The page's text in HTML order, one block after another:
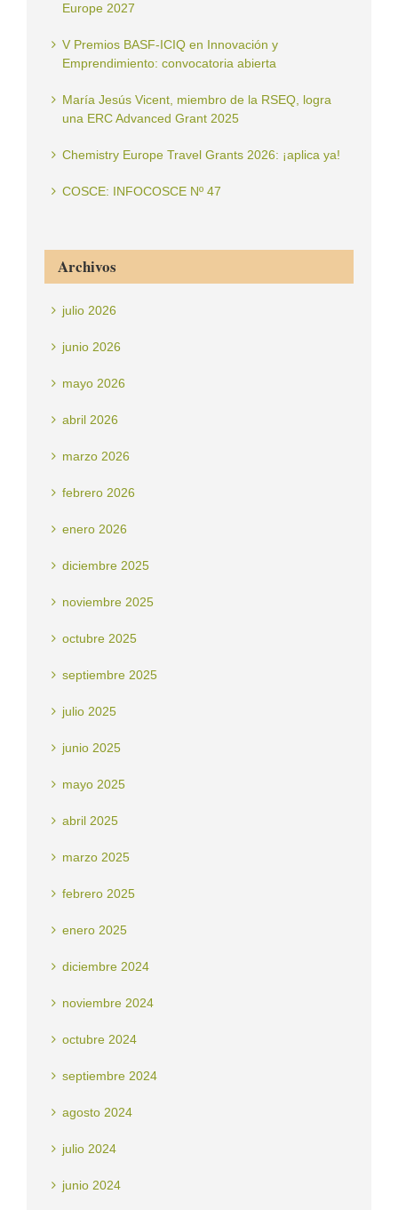
Europe 2027
V Premios BASF-ICIQ en Innovación y
Emprendimiento: convocatoria abierta
María Jesús Vicent, miembro de la RSEQ, logra
una ERC Advanced Grant 2025
Chemistry Europe Travel Grants 2026: ¡aplica ya!
COSCE: INFOCOSCE Nº 47
Archivos
julio 2026
junio 2026
mayo 2026
abril 2026
marzo 2026
febrero 2026
enero 2026
diciembre 2025
noviembre 2025
octubre 2025
septiembre 2025
julio 2025
junio 2025
mayo 2025
abril 2025
marzo 2025
febrero 2025
enero 2025
diciembre 2024
noviembre 2024
octubre 2024
septiembre 2024
agosto 2024
julio 2024
junio 2024